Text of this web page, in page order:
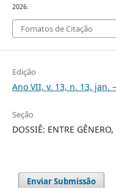
2026.
Fomatos de Citação
Edição
Ano VII, v. 13, n. 13, jan.
Seção
DOSSIÊ: ENTRE
Enviar Submissão